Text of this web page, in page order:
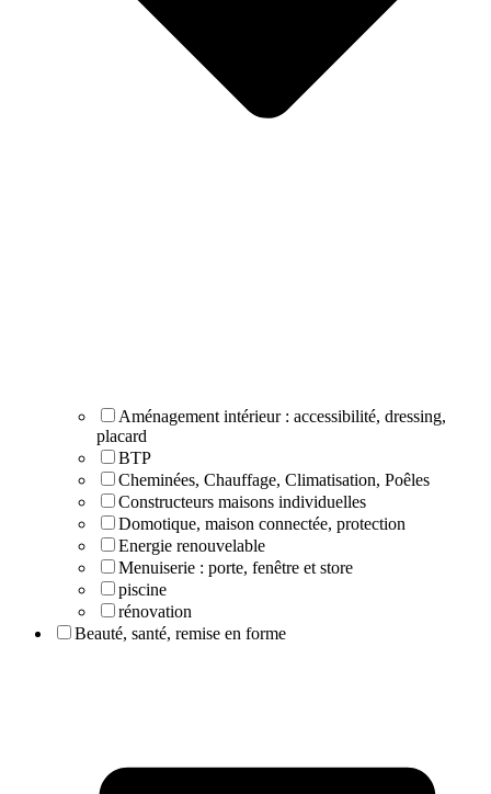
Aménagement intérieur : accessibilité, dressing,
placard
BTP
Cheminées, Chauffage, Climatisation, Poêles
Constructeurs maisons individuelles
Domotique, maison connectée, protection
Energie renouvelable
Menuiserie : porte, fenêtre et store
piscine
rénovation
Beauté, santé, remise en forme